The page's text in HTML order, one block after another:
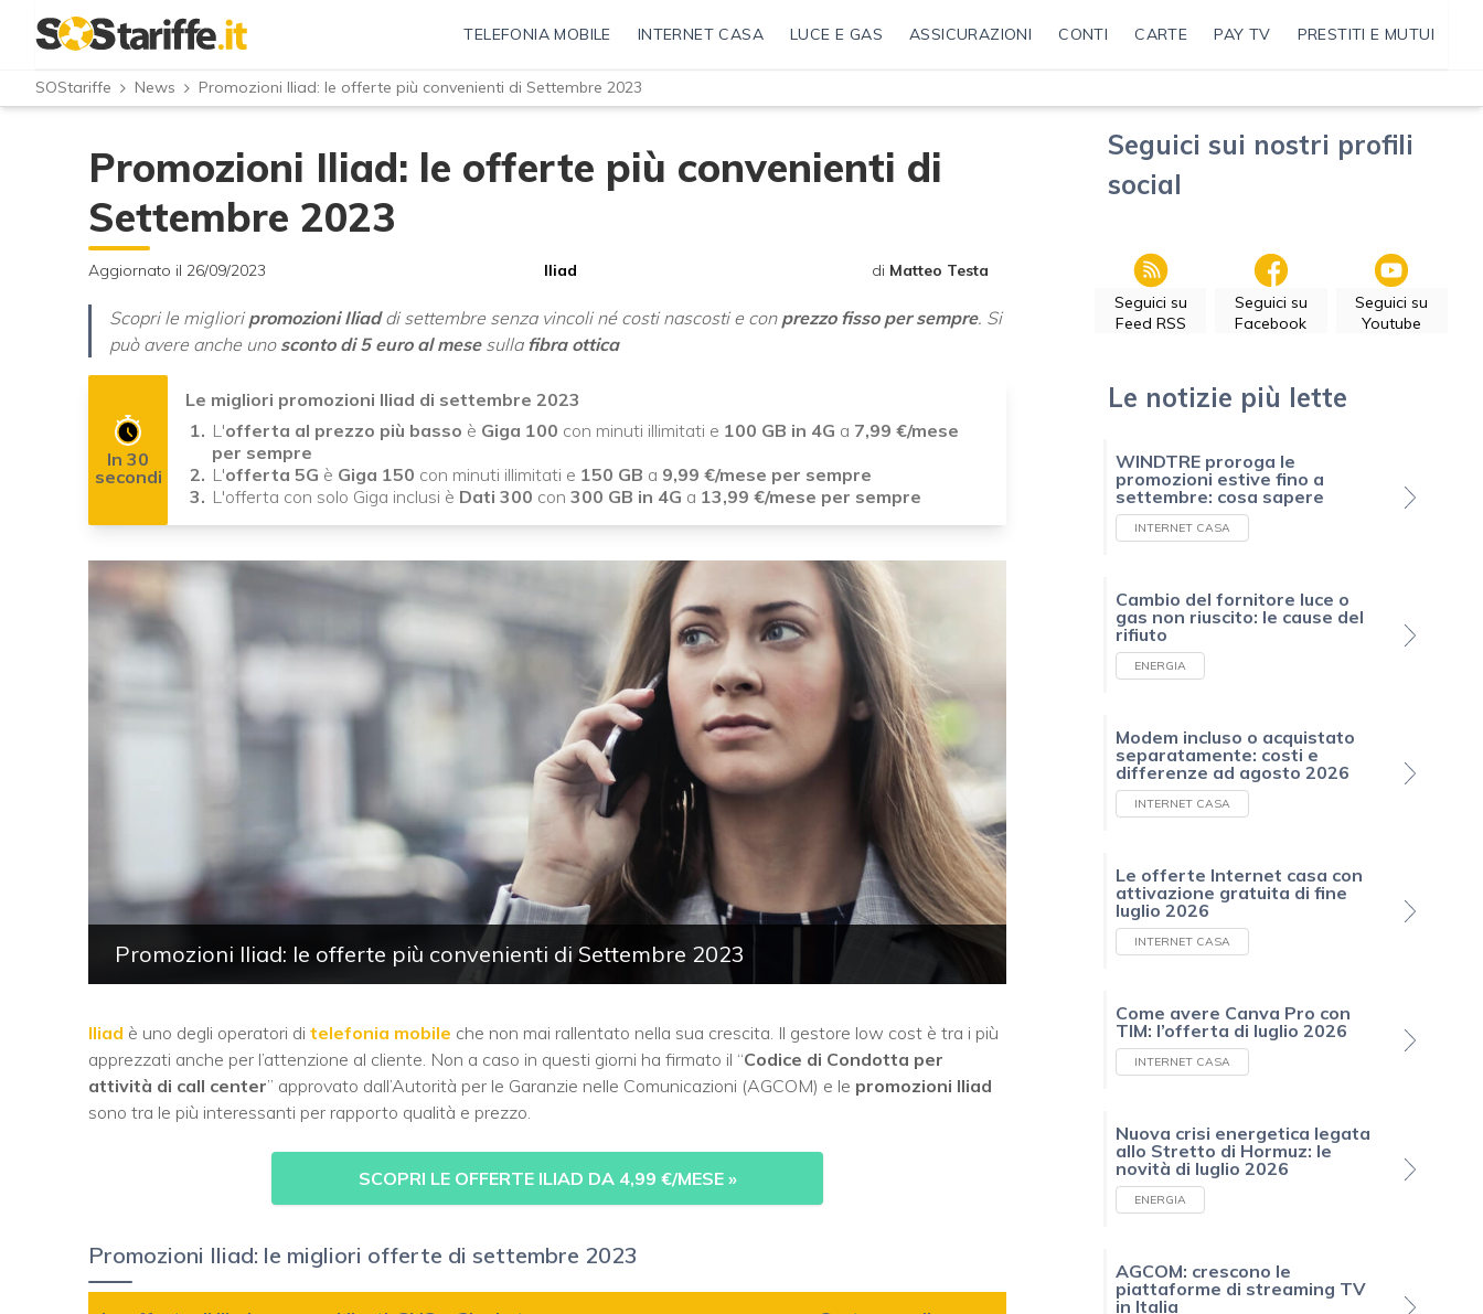
TELEFONIA MOBILE INTERNET CASA LUCE E GAS ASSICURAZIONI CONTI CARTE PAY TV PRESTITI E MUTUI
SOStariffe News Promozioni Iliad: le offerte più convenienti di Settembre 2023
Promozioni Iliad: le offerte più convenienti di
Settembre 2023
Aggiornato il 26/09/2023 Iliad di Matteo Testa
Scopri le migliori promozioni Iliaddi settembre senza vincoli né costi nascosti e conprezzo fisso per sempre. Si
può avere anche uno sconto di 5 euro al mesesulla fibra ottica
In 30
secondi
Le migliori promozioni Iliad di settembre 2023
L'offerta al prezzo più basso è Giga 100 con minuti illimitati e 100 GB in 4G a 7,99 €/mese
per sempre
L'offerta 5G è Giga 150 con minuti illimitati e 150 GB a 9,99 €/mese per sempre
L'offerta con solo Giga inclusi è Dati 300 con 300 GB in 4G a 13,99 €/mese per sempre
Promozioni Iliad: le offerte più convenienti di Settembre 2023
Iliad è uno degli operatori di telefonia mobile che non mai rallentato nella sua crescita. Il gestore low cost è tra i più
apprezzati anche per l’attenzione al cliente. Non a caso in questi giorni ha firmato il “Codice di Condotta per
attività di call center” approvato dall’Autorità per le Garanzie nelle Comunicazioni (AGCOM) e le promozioni Iliad
sono tra le più interessanti per rapporto qualità e prezzo.
SCOPRI LE OFFERTE ILIAD DA 4,99 €/MESE »
Promozioni Iliad: le migliori offerte di settembre 2023
Seguici sui nostri profili
social
Seguici su
Feed RSS
Seguici su
Facebook
Seguici su
Youtube
Le notizie più lette
WINDTRE proroga le
promozioni estive fino a
settembre: cosa sapere
INTERNET CASA
Cambio del fornitore luce o
gas non riuscito: le cause del
rifiuto
ENERGIA
Modem incluso o acquistato
separatamente: costi e
differenze ad agosto 2026
INTERNET CASA
Le offerte Internet casa con
attivazione gratuita di fine
luglio 2026
INTERNET CASA
Come avere Canva Pro con
TIM: l’offerta di luglio 2026
INTERNET CASA
Nuova crisi energetica legata
allo Stretto di Hormuz: le
novità di luglio 2026
ENERGIA
AGCOM: crescono le
piattaforme di streaming TV
in Italia